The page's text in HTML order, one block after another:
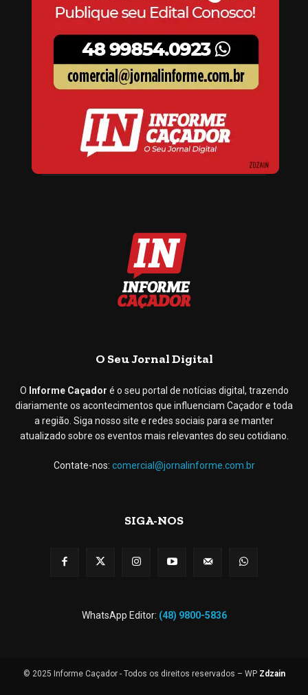
O Seu Jornal Digital
O Informe Caçador é o seu portal de notícias digital, trazendo
diariamente os acontecimentos que influenciam Caçador e toda
a região. Siga nosso site e redes sociais para se manter
atualizado sobre os eventos mais relevantes do seu cotidiano.
Contate-nos: comercial@jornalinforme.com.br
SIGA-NOS
WhatsApp Editor: (48) 9800-5836
© 2025 Informe Caçador - Todos os direitos reservados – WP Zdzain